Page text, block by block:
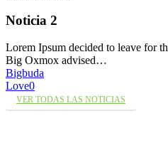
Noticia 2
Lorem Ipsum decided to leave for
Big Oxmox advised…
Bigbuda
Love0
VER TODAS LAS NOTICIAS